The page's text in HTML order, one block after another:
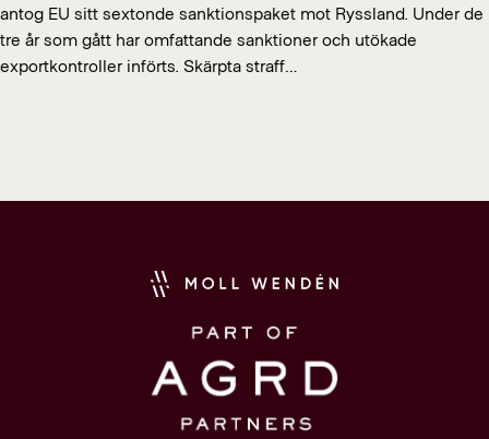
antog EU sitt sextonde sanktionspaket mot Ryssland. Under de
tre år som gått har omfattande sanktioner och utökade
exportkontroller införts. Skärpta straff…